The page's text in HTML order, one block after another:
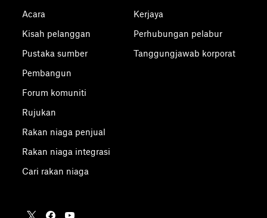
Acara
Kisah pelanggan
Pustaka sumber
Pembangun
Forum komuniti
Rujukan
Rakan niaga penjual
Rakan niaga integrasi
Cari rakan niaga
Kerjaya
Perhubungan pelabur
Tanggungjawab korporat